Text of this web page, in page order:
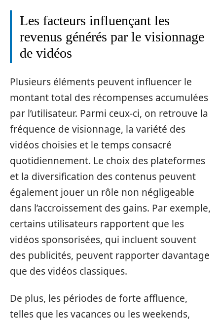
Les facteurs influençant les
revenus générés par le visionnage
de vidéos
Plusieurs éléments peuvent influencer le
montant total des récompenses accumulées
par l’utilisateur. Parmi ceux-ci, on retrouve la
fréquence de visionnage, la variété des
vidéos choisies et le temps consacré
quotidiennement. Le choix des plateformes
et la diversification des contenus peuvent
également jouer un rôle non négligeable
dans l’accroissement des gains. Par exemple,
certains utilisateurs rapportent que les
vidéos sponsorisées, qui incluent souvent
des publicités, peuvent rapporter davantage
que des vidéos classiques.
De plus, les périodes de forte affluence,
telles que les vacances ou les weekends,